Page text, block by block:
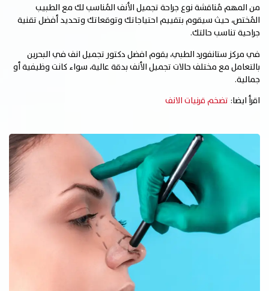
من المهم مُناقشة نوع جراحة تجميل الأنف المُناسب لك مع الطبيب
المُختص، حيث سيقوم بتقييم احتياجاتك وتوقعاتك وتحديد أفضل تقنية
جراحية تناسب حالتك.
في مركز ستانفورد الطبي، يقوم افضل دكتور تجميل انف في البحرين
بالتعامل مع مختلف حالات تجميل الأنف بدقة عالية، سواء كانت وظيفية أو
جمالية.
اقرأ ايضا: تضخم قرنيات الانف